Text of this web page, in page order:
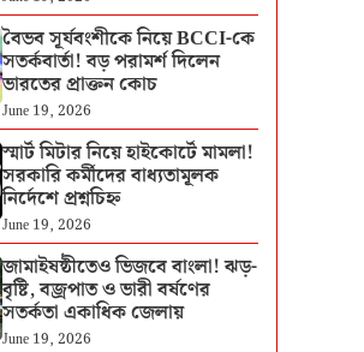
বৈভব সূর্যবংশীকে নিয়ে BCCI-কে
সতর্কবার্তা! বড় পরামর্শ দিলেন
ভারতের প্রাক্তন কোচ
June 19, 2026
স্মার্ট মিটার নিয়ে হাইকোর্টে মামলা!
সরকারি কর্মীদের বাধ্যতামূলক
নির্দেশে প্রশ্নচিহ্ন
June 19, 2026
জামাইষষ্ঠীতেও ভিজবে বাংলা! ঝড়-
বৃষ্টি, বজ্রপাত ও ভারী বর্ষণের
সতর্কতা একাধিক জেলায়
June 19, 2026